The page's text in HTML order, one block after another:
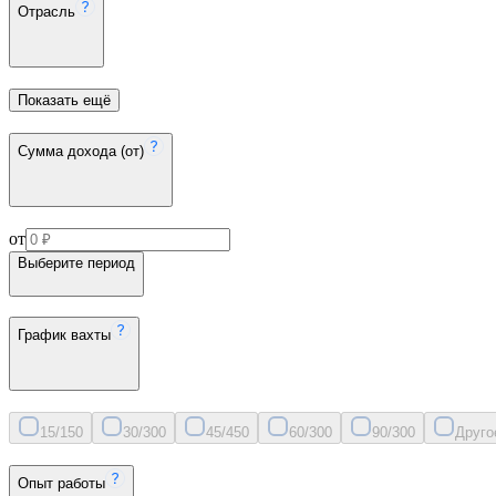
Отрасль
Показать ещё
Сумма дохода (от)
от
Выберите период
График вахты
15/150 30/300 45/450 60/300 90/300
Опыт работы